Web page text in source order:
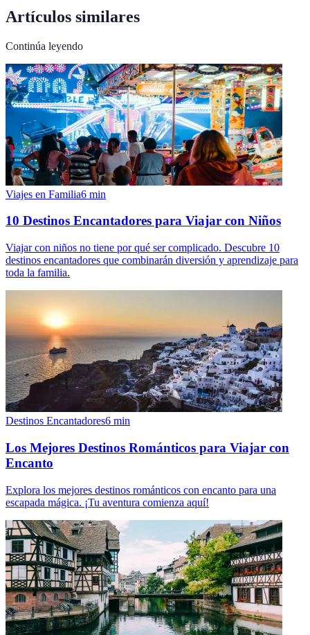
Artículos similares
Continúa leyendo
Viajes en Familia6 min
10 Destinos Encantadores para Viajar con Niños
Viajar con niños no tiene por qué ser complicado. Descubre 10
destinos encantadores que combinarán diversión y aprendizaje para
toda la familia.
Destinos Encantadores6 min
Los Mejores Destinos Románticos para Viajar con
Encanto
Explora los mejores destinos románticos con encanto para una
escapada mágica. ¡Tu aventura comienza aquí!